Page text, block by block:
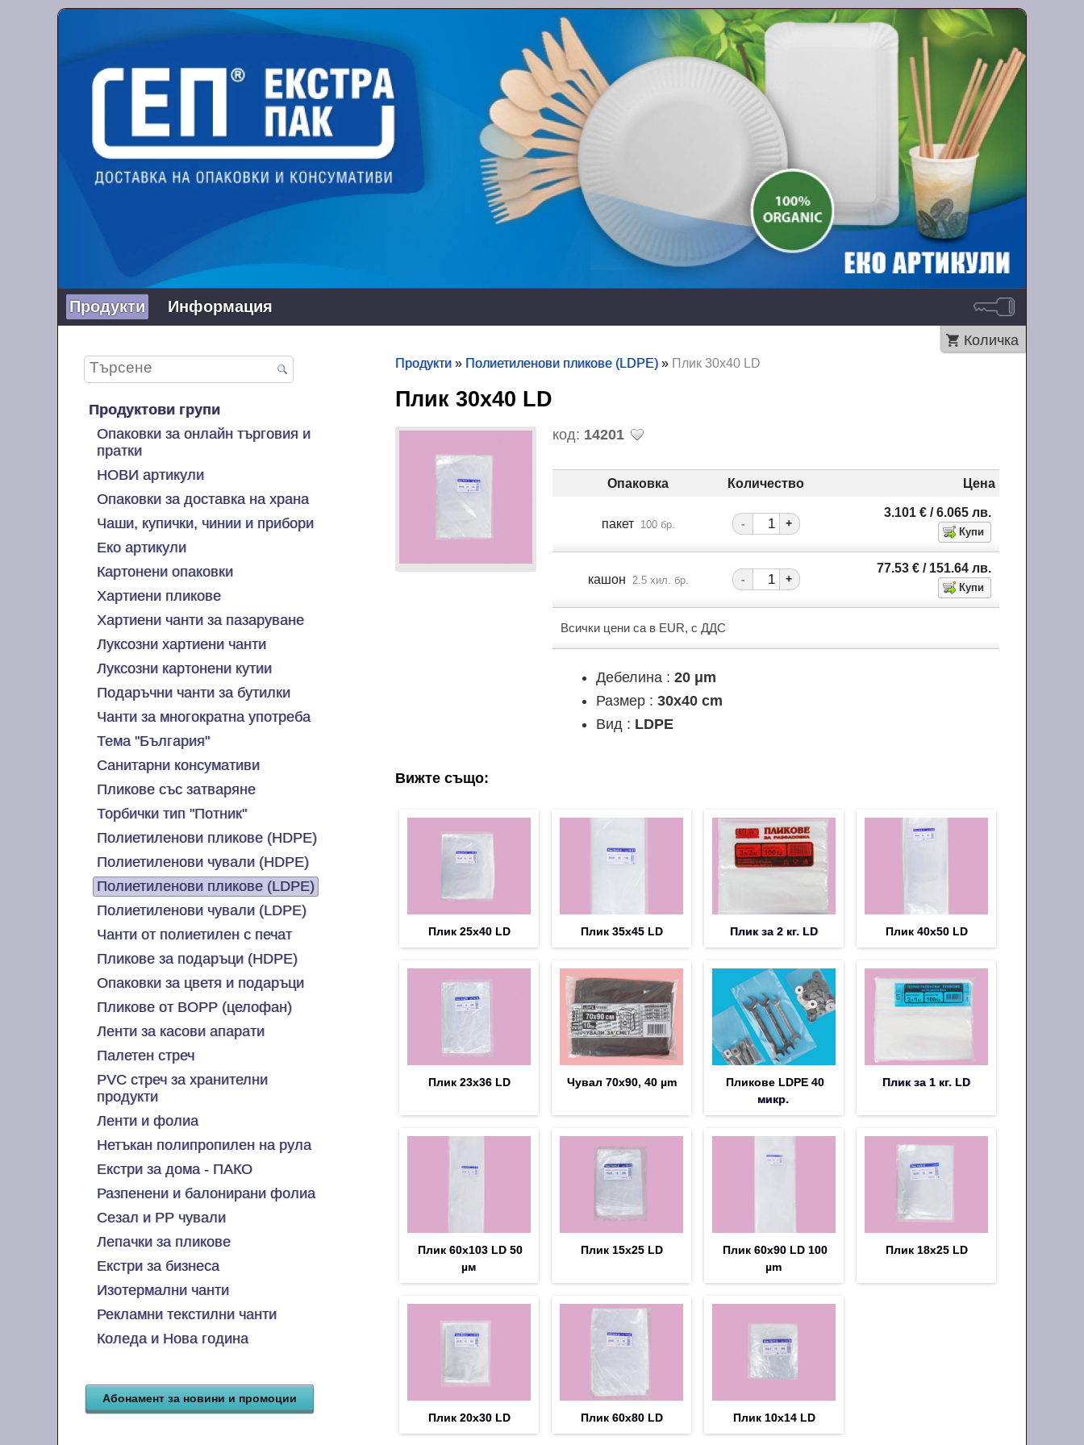
Продукти Информация
Количка
Продуктови групи
Опаковки за онлайн търговия и
пратки
НОВИ артикули
Опаковки за доставка на храна
Чаши, купички, чинии и прибори
Еко артикули
Картонени опаковки
Хартиени пликове
Хартиени чанти за пазаруване
Луксозни хартиени чанти
Луксозни картонени кутии
Подаръчни чанти за бутилки
Чанти за многократна употреба
Тема "България"
Санитарни консумативи
Пликове със затваряне
Торбички тип "Потник"
Полиетиленови пликове (HDPE)
Полиетиленови чували (HDPE)
Полиетиленови пликове (LDPE)
Полиетиленови чували (LDPE)
Чанти от полиетилен с печат
Пликове за подаръци (HDPE)
Опаковки за цветя и подаръци
Пликове от BOPP (целофан)
Ленти за касови апарати
Палетен стреч
PVC стреч за хранителни
продукти
Ленти и фолиа
Нетъкан полипропилен на рула
Екстри за дома - ПАКО
Разпенени и балонирани фолиа
Сезал и PP чували
Лепачки за пликове
Екстри за бизнеса
Изотермални чанти
Рекламни текстилни чанти
Коледа и Нова година
Продукти » Полиетиленови пликове (LDPE)» Плик 30х40 LD
Плик 30х40 LD
код: 14201
Опаковка Количество Цена
пакет 100 бр. - +
3.101€ / 6.065лв.
кашон 2.5 хил. бр. - +
77.53€ / 151.64лв.
Всички цени са в EUR, с ДДС
Дебелина :20 μm
Размер :30x40 cm
Вид : LDPE
Вижте също:
Плик 25х40 LD Плик 35х45 LD Плик за 2 кг. LD Плик 40х50 LD
Плик 23х36 LD Чувал 70х90, 40 µm
Пликoве LDPE 40
микр.
Плик за 1 кг. LD
Плик 60х103 LD 50
µм
Плик 15х25 LD
Плик 60х90 LD 100
µm
Плик 18х25 LD
Плик 20х30 LD Плик 60х80 LD Плик 10х14 LD